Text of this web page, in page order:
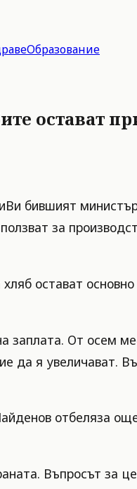
Образование
остават
бившият
за
остават
заплата. От осем
да я увеличават.
отбеляза
Въпросът за